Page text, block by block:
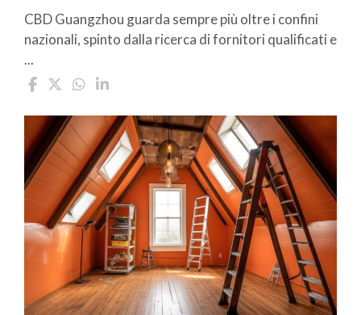
CBD Guangzhou guarda sempre più oltre i confini
nazionali, spinto dalla ricerca di fornitori qualificati e
...